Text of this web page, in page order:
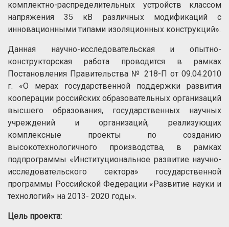
комплектно-распределительных устройств классом
напряжения 35 кВ различных модификаций с
инновационными типами изоляционных конструкций».
Данная научно-исследовательская и опытно-
конструкторская работа проводится в рамках
Постановления Правительства № 218-П от 09.04.2010
г. «О мерах государственной поддержки развития
кооперации российских образовательных организаций
высшего образования, государственных научных
учреждений и организаций, реализующих
комплексные проекты по созданию
высокотехнологичного производства, в рамках
подпрограммы «Институциональное развитие научно-
исследовательского сектора» государственной
программы Российской Федерации «Развитие науки и
технологий» на 2013- 2020 годы».
Цель проекта: